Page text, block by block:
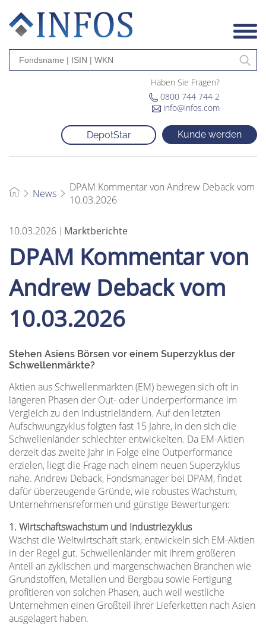
Haben Sie Fragen?
0800 744 744 2
info@infos.com
DepotStar Kunde werden
News
DPAM Kommentar von Andrew Deback vom
10.03.2026
10.03.2026 Marktberichte
DPAM Kommentar von
Andrew Deback vom
10.03.2026
Stehen Asiens Börsen vor einem Superzyklus der
Schwellenmärkte?
Aktien aus Schwellenmärkten (EM) bewegen sich oft in
längeren Phasen der Out- oder Underperformance im
Vergleich zu den Industrieländern. Auf den letzten
Aufschwungzyklus folgten fast 15 Jahre, in den sich die
Schwellenländer schlechter entwickelten. Da EM-Aktien
derzeit das zweite Jahr in Folge eine Outperformance
erzielen, liegt die Frage nach einem neuen Superzyklus
nahe. Andrew Deback, Fondsmanager bei DPAM, findet
dafür überzeugende Gründe, wie robustes Wachstum,
Unternehmensreformen und günstige Bewertungen:
1. Wirtschaftswachstum und Industriezyklus
Wächst die Weltwirtschaft stark, entwickeln sich EM-Aktien
in der Regel gut. Schwellenländer mit ihrem größeren
Anteil an zyklischen und margenschwachen Branchen wie
Grundstoffen, Metallen und Bergbau sowie Fertigung
profitieren von solchen Phasen, auch weil westliche
Unternehmen einen Großteil ihrer Lieferketten nach Asien
ausgelagert haben.